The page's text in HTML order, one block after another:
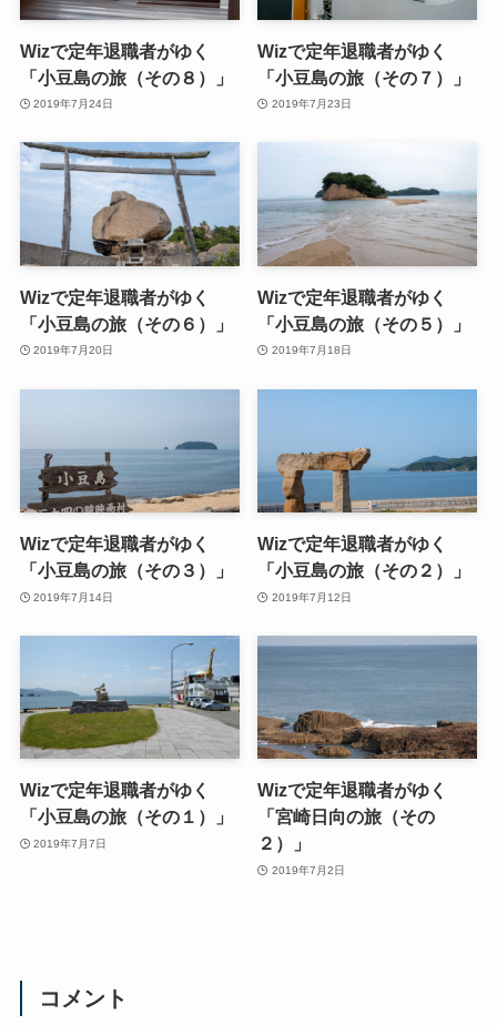
Wizで定年退職者がゆく
「小豆島の旅（その８）」
2019年7月24日
Wizで定年退職者がゆく
「小豆島の旅（その７）」
2019年7月23日
Wizで定年退職者がゆく
「小豆島の旅（その６）」
2019年7月20日
Wizで定年退職者がゆく
「小豆島の旅（その５）」
2019年7月18日
Wizで定年退職者がゆく
「小豆島の旅（その３）」
2019年7月14日
Wizで定年退職者がゆく
「小豆島の旅（その２）」
2019年7月12日
Wizで定年退職者がゆく
「小豆島の旅（その１）」
2019年7月7日
Wizで定年退職者がゆく
「宮崎日向の旅（その
２）」
2019年7月2日
コメント